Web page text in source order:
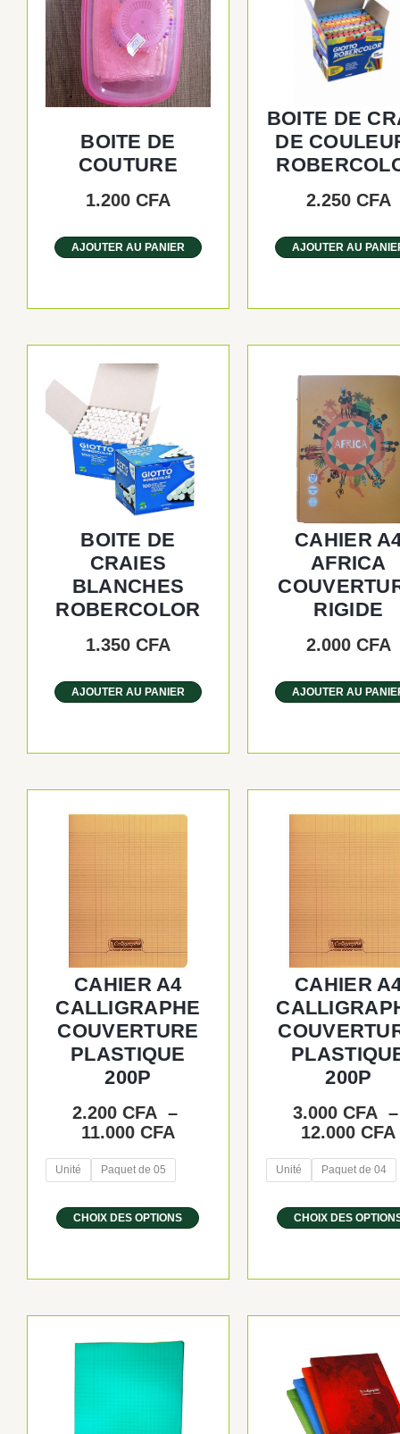
BOITE DE
COUTURE
1.200 CFA
AJOUTER AU PANIER
BOITE DE
DE
2.250 CFA
AJOUTER AU
BOITE DE
CRAIES
BLANCHES
ROBERCOLOR
1.350 CFA
AJOUTER AU PANIER
CAHIER
AFRICA
RIGIDE
2.000 CFA
AJOUTER AU
CAHIER A4
CALLIGRAPHE
COUVERTURE
PLASTIQUE
200P
2.200CFA –
11.000 CFA
de
Unité Paquet de 05
CHOIX DES OPTIONS
variations.
peuvent
être
choisies
sur
la
page
du
CAHIER
200P
3.000CFA
12.000CFA
Unité Paquet de 04
CHOIX DES
peuvent
être
choisies
sur
la
page
du
de
prix :
1.200 CFA
à
12.000 CFA
produit
plusieurs
variations.